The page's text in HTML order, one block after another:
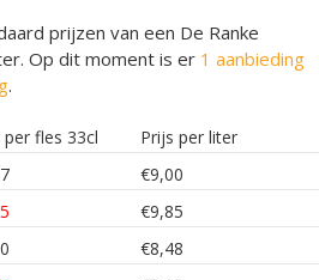
prijzen van een De Ranke
Op dit moment is er 1 aanbieding
.
per fles 33cl
Prijs per liter
€9,00
€9,85
€8,48